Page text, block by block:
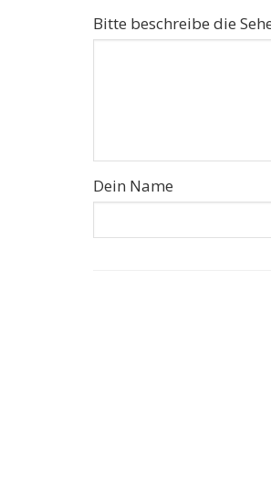
Bitte beschreibe die
Dein Name